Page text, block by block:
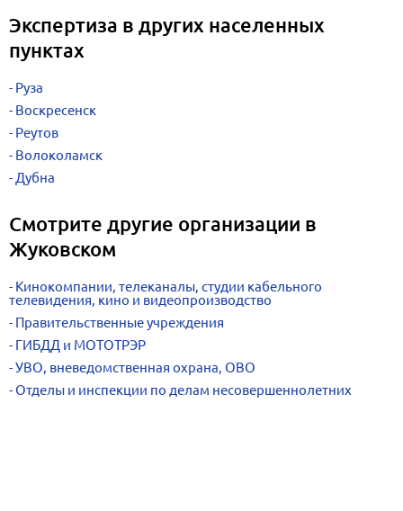
Экспертиза в других населенных
пунктах
Руза
Воскресенск
Реутов
Волоколамск
Дубна
Смотрите другие организации в
Жуковском
Кинокомпании, телеканалы, студии кабельного
телевидения, кино и видеопроизводство
Правительственные учреждения
ГИБДД и МОТОТРЭР
УВО, вневедомственная охрана, ОВО
Отделы и инспекции по делам несовершеннолетних